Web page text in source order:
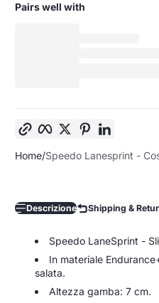
Pairs well with
Facebook
TwitterPinterest
Home Speedo Lanesprint -
Descrizione Shipping &
Speedo LaneSprint -
In materiale
salata.
Altezza gamba: 7 cm.